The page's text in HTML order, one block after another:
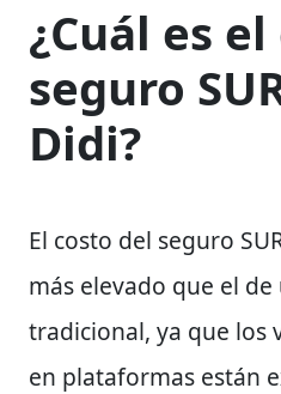
¿Cuál es
seguro
Didi?
El costo del seguro
más elevado que el
tradicional, ya que los
en plataformas están